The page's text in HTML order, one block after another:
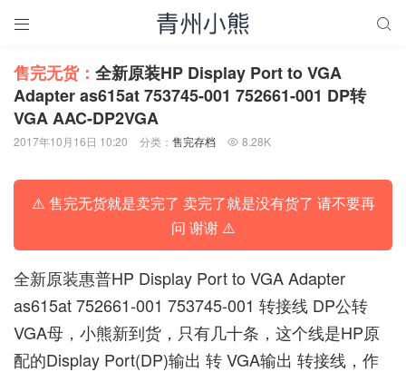
 
售完无货： 全新原装HP Display Port to VGA
Adapter as615at 753745-001 752661-001 DP转
VGA AAC-DP2VGA
2017年10月16日 10:20 分类： 售完存档  8.28K
⚠️ 售完无货就是卖完了 卖完了就是没有货了 请不要再
问 谢谢 ⚠️
全新原装惠普HP Display Port to VGA Adapter
as615at 752661-001 753745-001 转接线 DP公转
VGA母，小熊新到货，只有几十条，这个线是HP原
配的Display Port(DP)输出 转 VGA输出 转接线，作